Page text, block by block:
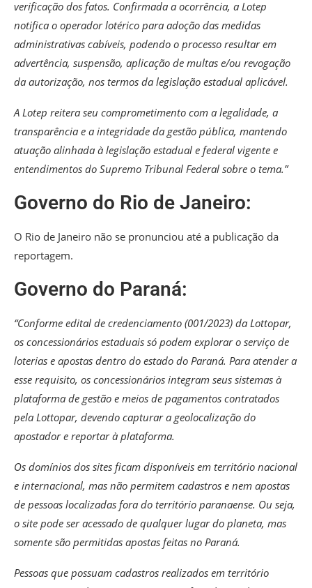
verificação dos fatos. Confirmada a ocorrência, a Lotep
notifica o operador lotérico para adoção das medidas
administrativas cabíveis, podendo o processo resultar em
advertência, suspensão, aplicação de multas e/ou revogação
da autorização, nos termos da legislação estadual aplicável.
A Lotep reitera seu comprometimento com a legalidade, a
transparência e a integridade da gestão pública, mantendo
atuação alinhada à legislação estadual e federal vigente e
entendimentos do Supremo Tribunal Federal sobre o tema.”
Governo do Rio de Janeiro:
O Rio de Janeiro não se pronunciou até a publicação da
reportagem.
Governo do Paraná:
“Conforme edital de credenciamento (001/2023) da Lottopar,
os concessionários estaduais só podem explorar o serviço de
loterias e apostas dentro do estado do Paraná. Para atender a
esse requisito, os concessionários integram seus sistemas à
plataforma de gestão e meios de pagamentos contratados
pela Lottopar, devendo capturar a geolocalização do
apostador e reportar à plataforma.
Os domínios dos sites ficam disponíveis em território nacional
e internacional, mas não permitem cadastros e nem apostas
de pessoas localizadas fora do território paranaense. Ou seja,
o site pode ser acessado de qualquer lugar do planeta, mas
somente são permitidas apostas feitas no Paraná.
Pessoas que possuam cadastros realizados em território